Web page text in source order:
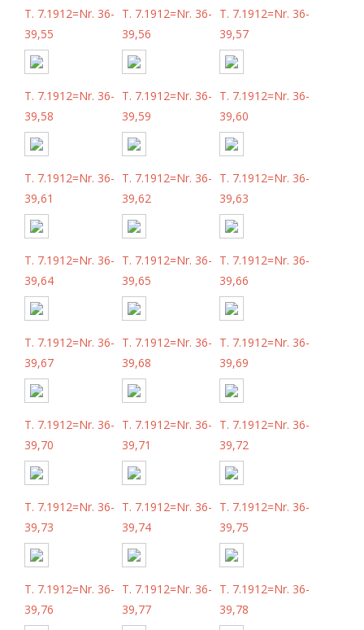
T. 7.1912=Nr. 36-
39,55
T. 7.1912=Nr. 36-
39,56
T. 7.1912=Nr. 36-
39,57
T. 7.1912=Nr. 36-
39,58
T. 7.1912=Nr. 36-
39,59
T. 7.1912=Nr. 36-
39,60
T. 7.1912=Nr. 36-
39,61
T. 7.1912=Nr. 36-
39,62
T. 7.1912=Nr. 36-
39,63
T. 7.1912=Nr. 36-
39,64
T. 7.1912=Nr. 36-
39,65
T. 7.1912=Nr. 36-
39,66
T. 7.1912=Nr. 36-
39,67
T. 7.1912=Nr. 36-
39,68
T. 7.1912=Nr. 36-
39,69
T. 7.1912=Nr. 36-
39,70
T. 7.1912=Nr. 36-
39,71
T. 7.1912=Nr. 36-
39,72
T. 7.1912=Nr. 36-
39,73
T. 7.1912=Nr. 36-
39,74
T. 7.1912=Nr. 36-
39,75
T. 7.1912=Nr. 36-
39,76
T. 7.1912=Nr. 36-
39,77
T. 7.1912=Nr. 36-
39,78